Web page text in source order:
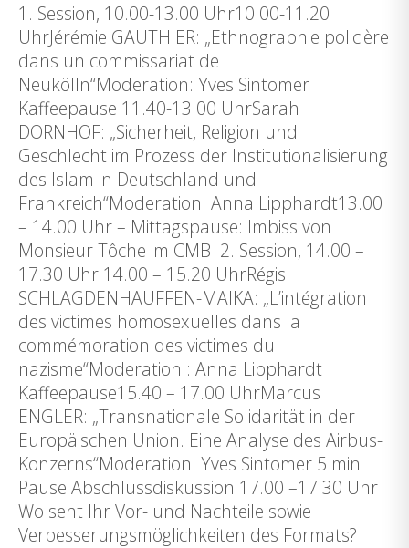
1. Session, 10.00-13.00 Uhr10.00-11.20
UhrJérémie GAUTHIER: „Ethnographie policière
dans un commissariat de
Neukölln“Moderation: Yves Sintomer
Kaffeepause 11.40-13.00 UhrSarah
DORNHOF: „Sicherheit, Religion und
Geschlecht im Prozess der Institutionalisierung
des Islam in Deutschland und
Frankreich“Moderation: Anna Lipphardt13.00
– 14.00 Uhr – Mittagspause: Imbiss von
Monsieur Tôche im CMB 2. Session, 14.00 –
17.30 Uhr 14.00 – 15.20 UhrRégis
SCHLAGDENHAUFFEN-MAIKA: „L’intégration
des victimes homosexuelles dans la
commémoration des victimes du
nazisme“Moderation : Anna Lipphardt
Kaffeepause15.40 – 17.00 UhrMarcus
ENGLER: „Transnationale Solidarität in der
Europäischen Union. Eine Analyse des Airbus-
Konzerns“Moderation: Yves Sintomer 5 min
Pause Abschlussdiskussion 17.00 –17.30 Uhr
Wo seht Ihr Vor- und Nachteile sowie
Verbesserungsmöglichkeiten des Formats?